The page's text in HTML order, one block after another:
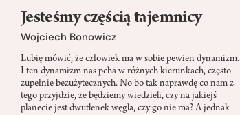
Jesteśmy częścią tajemnicy
Wojciech Bonowicz
Lubię mówić, że człowiek ma w sobie pewien dynamizm.
I ten dynamizm nas pcha w różnych kierunkach, często
zupełnie bezużytecznych. No bo tak naprawdę co nam z
tego przyjdzie, że będziemy wiedzieli, czy na jakiejś
planecie jest dwutlenek węgla, czy go nie ma? A jednak